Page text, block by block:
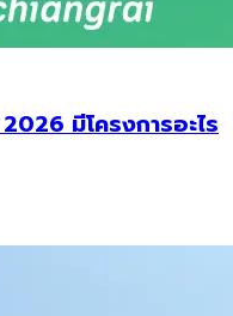
มีโครงการอะไร